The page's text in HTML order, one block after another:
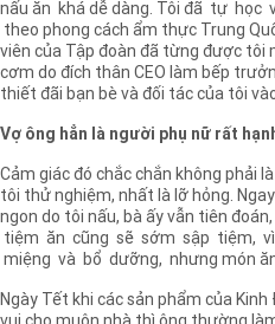
nấu ăn khá dễ dàng. Tôi đã tự
theo phong cách ẩm thực Trung
viên của Tập đoàn đã từng được tôi
cơm do đích thân CEO làm bếp
thiết đãi bạn bè và đối tác của tôi
Vợ ông hẳn là người phụ nữ rất
Cảm giác đó chắc chắn không phải
tôi thử nghiệm, nhất là lỡ hỏng.
ngon do tôi nấu, bà ấy vẫn tiên
tiệm ăn cũng sẽ sớm sập tiệm,
miệng và bổ dưỡng, nhưng món
Ngày Tết khi các sản phẩm của